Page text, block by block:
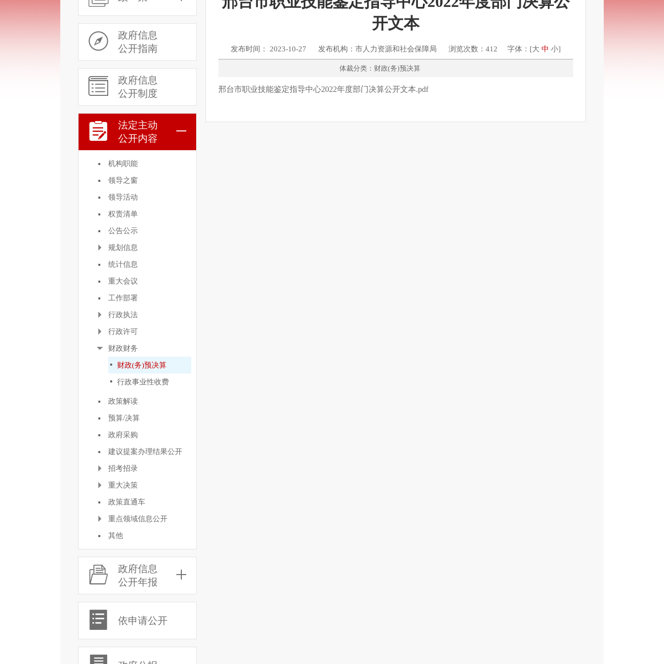
政府信息
公开指南
政府信息
公开制度
法定主动
公开内容
机构职能
领导之窗
领导活动
权责清单
公告公示
规划信息
统计信息
重大会议
工作部署
行政执法
行政许可
财政财务
财政(务)预决算
行政事业性收费
政策解读
预算/决算
政府采购
建议提案办理结果公开
招考招录
重大决策
政策直通车
重点领域信息公开
其他
政府信息
公开年报
依申请公开
开文本
发布时间： 2023-10-27 发布机构：市人力资源和社会保障局 浏览次数：412 字体：[大 中 小]
体裁分类：财政(务)预决算
邢台市职业技能鉴定指导中心2022年度部门决算公开文本.pdf